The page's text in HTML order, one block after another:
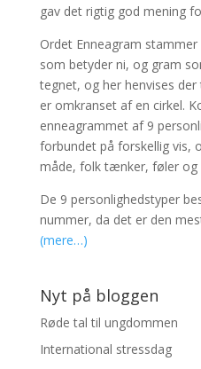
gav det rigtig god mening
Ordet Enneagram
som betyder ni, og gram
tegnet, og her henvises
er omkranset af en cirkel.
enneagrammet af 9
forbundet på forskellig vis,
måde, folk tænker, føler og
De 9 personlighedstyper
nummer, da det er den
(mere…)
Nyt på bloggen
Røde tal til ungdommen
International stressdag